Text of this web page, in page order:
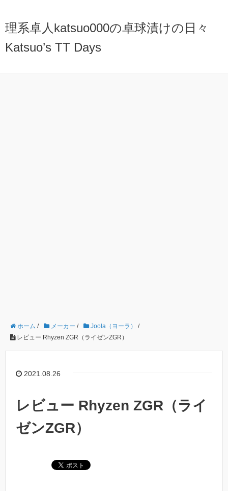
理系卓人katsuo000の卓球漬けの日々
Katsuo’s TT Days
ホーム / メーカー / Joola（ヨーラ）
/
レビュー Rhyzen ZGR（ライゼンZGR）
2021.08.26
レビュー Rhyzen ZGR（ライ
ゼンZGR）